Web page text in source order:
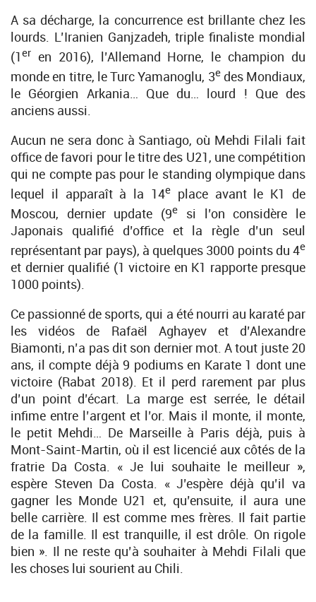
A sa décharge, la concurrence est brillante chez les
lourds. L’Iranien Ganjzadeh, triple finaliste mondial
(1er en 2016), l’Allemand Horne, le champion du
monde en titre, le Turc Yamanoglu, 3edes Mondiaux,
le Géorgien Arkania… Que du… lourd ! Que des
anciens aussi.
Aucun ne sera donc à Santiago, où Mehdi Filali fait
office de favori pour le titre des U21, une compétition
qui ne compte pas pour le standing olympique dans
lequel il apparaît à la 14e place avant le K1 de
Moscou, dernier update (9e
si l’on considère le
Japonais qualifié d’office et la règle d’un seul
représentant par pays), à quelques 3000 points du 4e
et dernier qualifié (1 victoire en K1 rapporte presque
1000 points).
Ce passionné de sports, qui a été nourri au karaté par
les vidéos de Rafaël Aghayev et d’Alexandre
Biamonti, n’a pas dit son dernier mot. A tout juste 20
ans, il compte déjà 9 podiums en Karate 1 dont une
victoire (Rabat 2018). Et il perd rarement par plus
d’un point d’écart. La marge est serrée, le détail
infime entre l’argent et l’or. Mais il monte, il monte,
le petit Mehdi… De Marseille à Paris déjà, puis à
Mont-Saint-Martin, où il est licencié aux côtés de la
fratrie Da Costa. « Je lui souhaite le meilleur »,
espère Steven Da Costa. « J’espère déjà qu’il va
gagner les Monde U21 et, qu’ensuite, il aura une
belle carrière. Il est comme mes frères. Il fait partie
de la famille. Il est tranquille, il est drôle. On rigole
bien ». Il ne reste qu’à souhaiter à Mehdi Filali que
les choses lui sourient au Chili.